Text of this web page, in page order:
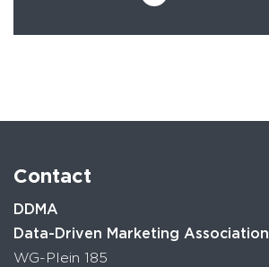
Contact
DDMA
Data-Driven Marketing Association
WG-Plein 185